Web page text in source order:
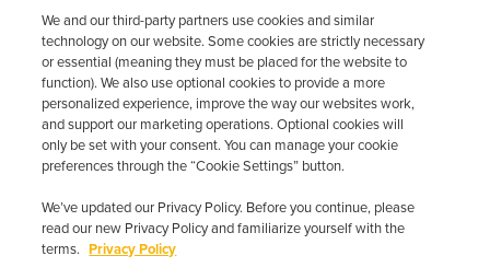
*
Correo
electrónico
*
We and our third-party partners use cookies and similar
technology on our website. Some cookies are strictly necessary
or essential (meaning they must be placed for the website to
function). We also use optional cookies to provide a more
personalized experience, improve the way our websites work,
and support our marketing operations. Optional cookies will
only be set with your consent. You can manage your cookie
preferences through the “Cookie Settings” button.
We’ve updated our Privacy Policy. Before you continue, please
read our new Privacy Policy and familiarize yourself with the
terms. Privacy Policy